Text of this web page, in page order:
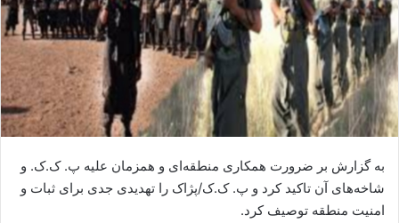
ی
ل
به گزارش بر ضرورت همکاری منطقه‌ای و همزمان علیه پ. ک.ک. و
شاخه‌های آن تاکید کرد و پ. ک.ک/پژاک را تهدیدی جدی برای ثبات و
امنیت منطقه توصیف کرد.